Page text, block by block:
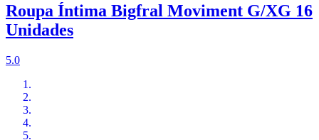
Roupa Íntima Bigfral Moviment G/XG 16
Unidades
5.0